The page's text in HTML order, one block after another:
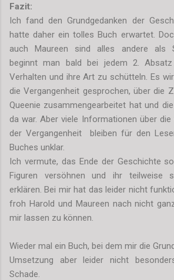
Fazit:
Ich fand den Grundgedanken der
hatte daher ein tolles Buch erwartet.
auch Maureen sind alles andere als
beginnt man bald bei jedem 2.
Verhalten und ihre Art zu schütteln. Es
die Vergangenheit gesprochen, über die
Queenie zusammengearbeitet hat und
da war. Aber viele Informationen über die
der Vergangenheit bleiben für den
Buches unklar.
Ich vermute, das Ende der Geschichte
Figuren versöhnen und ihr teilweise
erklären. Bei mir hat das leider nicht
froh Harold und Maureen nach nicht
mir lassen zu können.
Wieder mal ein Buch, bei dem mir die
Umsetzung aber leider nicht
Schade.